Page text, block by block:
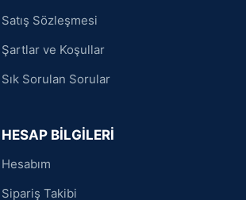
Satış Sözleşmesi
Şartlar ve Koşullar
Sık Sorulan Sorular
HESAP BİLGİLERİ
Hesabım
Sipariş Takibi